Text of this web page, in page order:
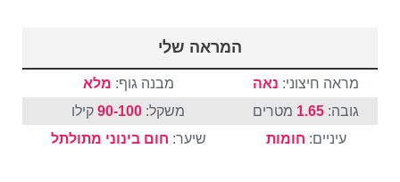
המראה שלי
מראה חיצוני: נאה מבנה גוף: מלא
גובה: 1.65 מטרים משקל: 90-100 קילו
עיניים: חומות שיער: חום בינוני מתולתל